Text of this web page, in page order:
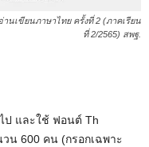
นเขียนภาษาไทย ครั้งที่ 2 (ภาคเรียน
ที่ 2/2565) สพฐ.
ป และใช้ ฟอนต์ Th
น 600 คน (กรอกเฉพาะ